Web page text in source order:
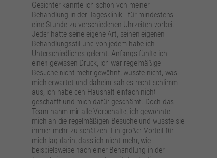
Gesichter kannte ich schon von meiner
Behandlung in der Tagesklinik - für mindestens
eine Stunde zu verschiedenen Uhrzeiten vorbei.
Jeder hatte seine eigene Art, seinen eigenen
Behandlungsstil und von jedem habe ich
Unterschiedliches gelernt. Anfangs fühlte ich
einen gewissen Druck, ich war regelmäßige
Besuche nicht mehr gewöhnt, wusste nicht, was
mich erwartet und daheim sah es recht schlimm
aus, ich habe den Haushalt einfach nicht
geschafft und mich dafür geschämt. Doch das
Team nahm mir alle Vorbehalte, ich gewöhnte
mich an die regelmäßigen Besuche und wusste sie
immer mehr zu schätzen. Ein großer Vorteil für
mich lag darin, dass ich nicht mehr, wie
beispielsweise nach einer Behandlung in der